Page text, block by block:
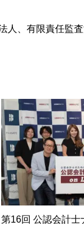
、有限責任監
第16回 公認会計士